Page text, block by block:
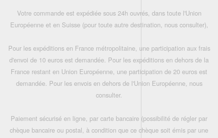
Votre commande est expédiée sous 24h ouvrés, dans toute l'Union
Européenne et en Suisse (pour toute autre destination, nous consulter),
Pour les expéditions en France métropolitaine, une participation aux frais
d'envoi de 10 euros est demandée. Pour les expéditions en dehors de la
France restant en Union Européenne, une participation de 20 euros est
demandée. Pour les envois en dehors de l'Union Européenne, nous
consulter.
Paiement sécurisé en ligne, par carte bancaire (possibilité de régler par
chèque bancaire ou postal, à condition que ce chèque soit émis par une